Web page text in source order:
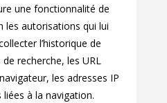
une fonctionnalité de
les autorisations qui lui
l’historique de
recherche, les URL
les adresses IP
à la navigation.